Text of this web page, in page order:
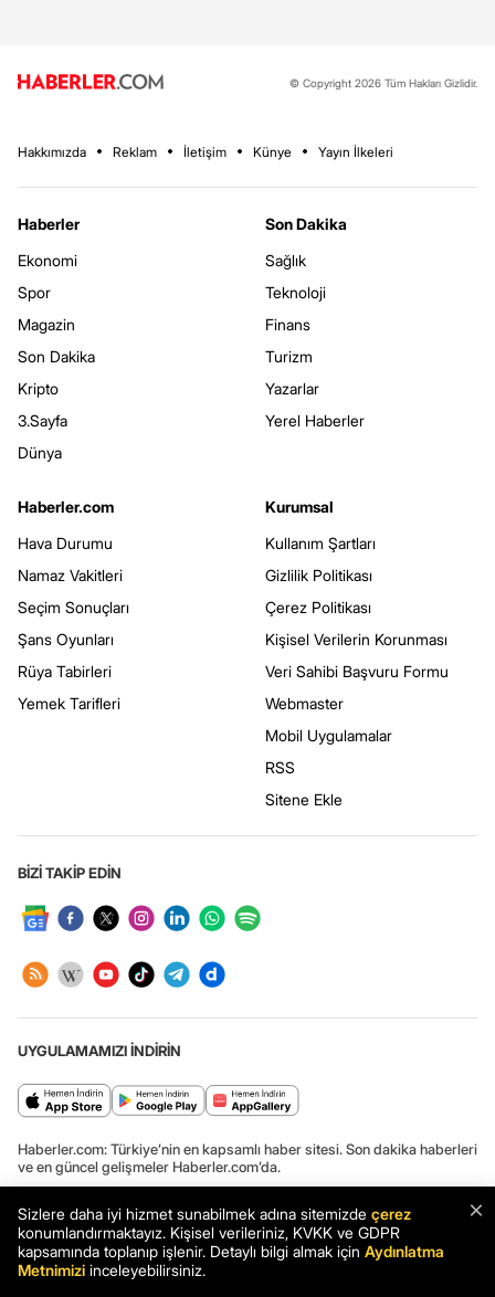
© Copyright 2026 Tüm Hakları Gizlidir.
Hakkımızda Reklam İletişim Künye Yayın İlkeleri
Haberler
Ekonomi
Spor
Magazin
Son Dakika
Kripto
3.Sayfa
Dünya
Son Dakika
Sağlık
Teknoloji
Finans
Turizm
Yazarlar
Yerel Haberler
Haberler.com
Hava Durumu
Namaz Vakitleri
Seçim Sonuçları
Şans Oyunları
Rüya Tabirleri
Yemek Tarifleri
Kurumsal
Kullanım Şartları
Gizlilik Politikası
Çerez Politikası
Kişisel Verilerin Korunması
Veri Sahibi Başvuru Formu
Webmaster
Mobil Uygulamalar
RSS
Sitene Ekle
BİZİ TAKİP EDİN
UYGULAMAMIZI İNDİRİN
Haberler.com: Türkiye’nin en kapsamlı haber sitesi. Son dakika haberleri
ve en güncel gelişmeler Haberler.com’da.
Haber: Avrupa'da rüya gibi gece! Namağlup Galatasaray, İtalya'dan
turla dönüyor - Haberler
×
Sizlere daha iyi hizmet sunabilmek adına sitemizde çerez
konumlandırmaktayız. Kişisel verileriniz, KVKK ve GDPR
kapsamında toplanıp işlenir. Detaylı bilgi almak için Aydınlatma
Metnimizi inceleyebilirsiniz.